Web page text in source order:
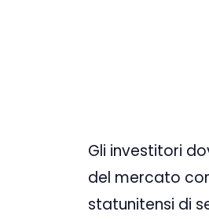
Gli investitori
del mercato
statunitensi di